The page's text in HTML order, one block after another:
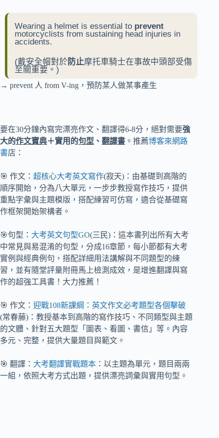
Wearing a helmet is essential to prevent
motorcyclists from sustaining head injuries in
accidents.
(戴安全帽對於 防止摩托車騎士在事故中頭部受傷
至關重要。)
→ prevent 人 from V-ing，預防某人做某事產生
要在30分鐘內寫完漂亮作文、翻譯得6-8分，絕對需要強
大的作文寶典＋實用的句型 、 翻譯書 。推薦博客來網路
書店：
🎯 作文： 超核心大考英文寫作(寂天)：由基礎到高階的
順序開始，分為八大單元，一步步教授寫作技巧，提供
重點字彙與主題模版，搭配練習可仿寫，適合從基礎寫
作框架開始架構者。
🎯句型： 大考英文句型GO(三民)：這本書列出所有大考
中常見與易混淆的句型，分成16章節，每小節都有大考
實例與經典例句，搭配詳細用法講解與不同題型的練
習，並有隨堂評量附冊馬上檢測成效，是增進翻譯與寫
作的超強工具書！大力推薦！
🎯 作文： 迎戰108新課綱：英文作文必考題型各個擊破
(常春藤)：教授基本到高階的寫作技巧、不同類型與主題
的文體、針對五大題型「圖表、看圖、書信」等。內容
多元、完整，提供大量題目與範文。
🎯 翻譯： 大考翻譯實戰題本 ：以主題為單元，題目兩兩
一組，依照大考方式出題，提供漂亮詞彙與實用句型。